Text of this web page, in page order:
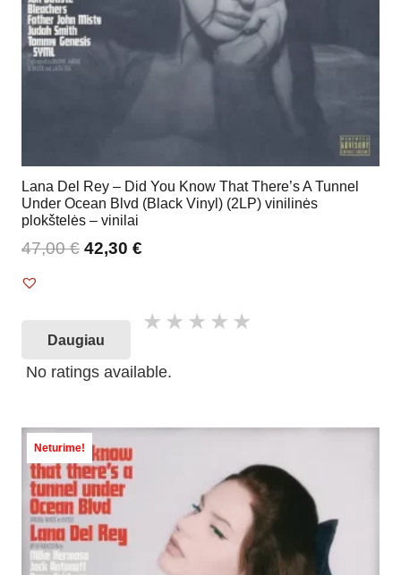
Lana Del Rey – Did You Know That There’s A Tunnel
Under Ocean Blvd (Black Vinyl) (2LP) vinilinės
plokštelės – vinilai
47,00€ 42,30 €
Daugiau
No ratings available.
Neturime!